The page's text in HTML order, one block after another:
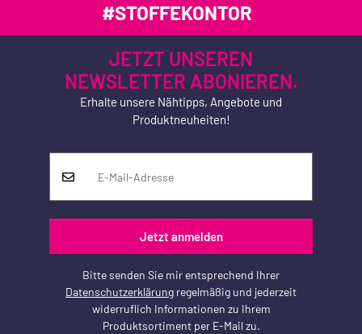
#STOFFEKONTOR
JETZT UNSEREN
NEWSLETTER ABONIEREN.
Erhalte unsere Nähtipps, Angebote und
Produktneuheiten!
Jetzt anmelden
Bitte senden Sie mir entsprechend Ihrer
Datenschutzerklärung regelmäßig und jederzeit
widerruflich Informationen zu Ihrem
Produktsortiment per E-Mail zu.